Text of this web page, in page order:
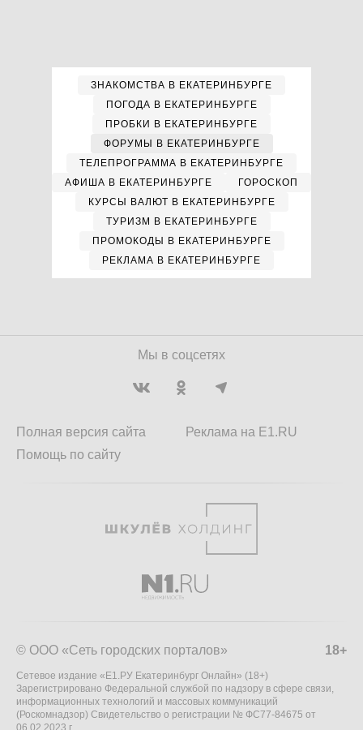
ЗНАКОМСТВА В ЕКАТЕРИНБУРГЕ
ПОГОДА В ЕКАТЕРИНБУРГЕ
ПРОБКИ В ЕКАТЕРИНБУРГЕ
ФОРУМЫ В ЕКАТЕРИНБУРГЕ
ТЕЛЕПРОГРАММА В ЕКАТЕРИНБУРГЕ
АФИША В ЕКАТЕРИНБУРГЕ
ГОРОСКОП
КУРСЫ ВАЛЮТ В ЕКАТЕРИНБУРГЕ
ТУРИЗМ В ЕКАТЕРИНБУРГЕ
ПРОМОКОДЫ В ЕКАТЕРИНБУРГЕ
РЕКЛАМА В ЕКАТЕРИНБУРГЕ
Мы в соцсетях
Полная версия сайта
Помощь по сайту
Реклама на E1.RU
18+
© ООО «Сеть городских порталов»
Сетевое издание «Е1.РУ Екатеринбург Онлайн» (18+)
Зарегистрировано Федеральной службой по надзору в сфере связи,
информационных технологий и массовых коммуникаций
(Роскомнадзор) Свидетельство о регистрации № ФС77-84675 от
06.02.2023 г.